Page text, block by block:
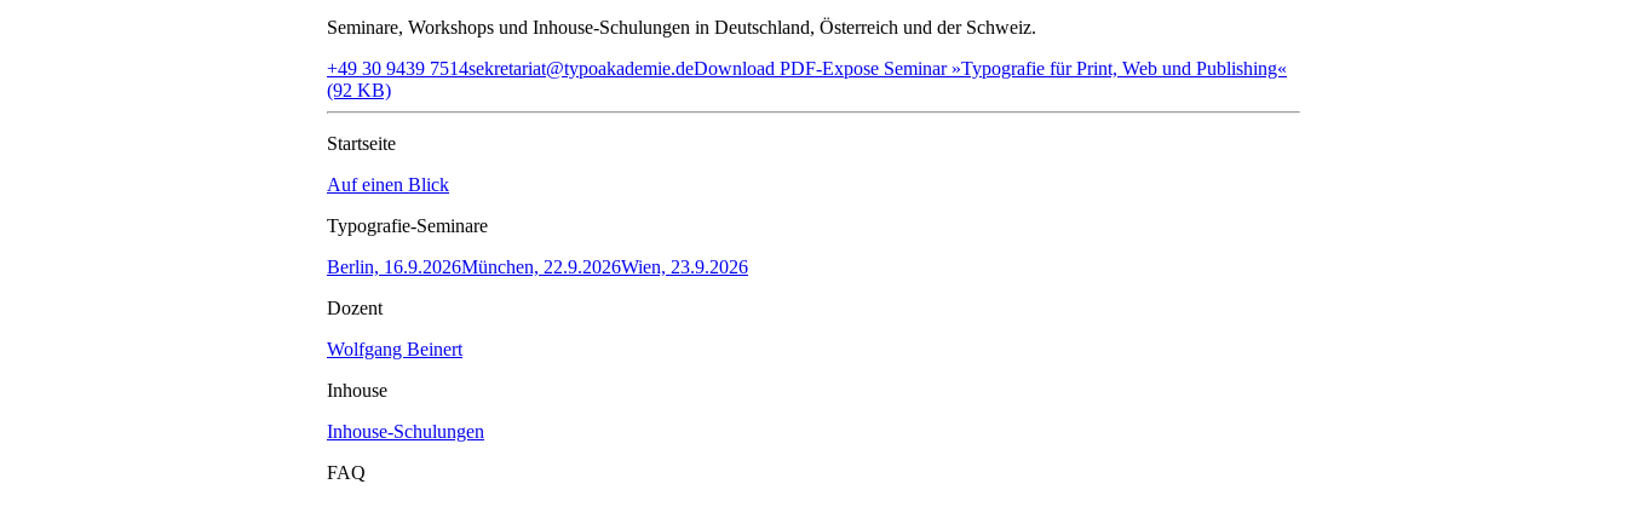
Seminare, Workshops und Inhouse-Schulungen in Deutschland, Österreich und der Schweiz.
+49 30 9439 7514sekretariat@typoakademie.deDownload PDF-Expose Seminar »Typografie für Print, Web und Publishing«
(92 KB)
Startseite
Auf einen Blick
Typografie-Seminare
Berlin, 16.9.2026München, 22.9.2026Wien, 23.9.2026
Dozent
Wolfgang Beinert
Inhouse
Inhouse-Schulungen
FAQ